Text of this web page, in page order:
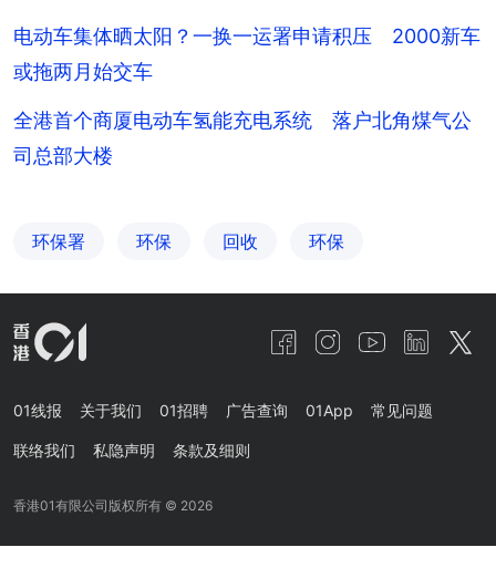
电动车集体晒太阳？一换一运署申请积压 2000新车
或拖两月始交车
全港首个商厦电动车氢能充电系统 落户北角煤气公
司总部大楼
环保署 环保 回收 环保
01线报 关于我们 01招聘 广告查询 01App 常见问题
联络我们 私隐声明 条款及细则
香港01有限公司版权所有 © 2026